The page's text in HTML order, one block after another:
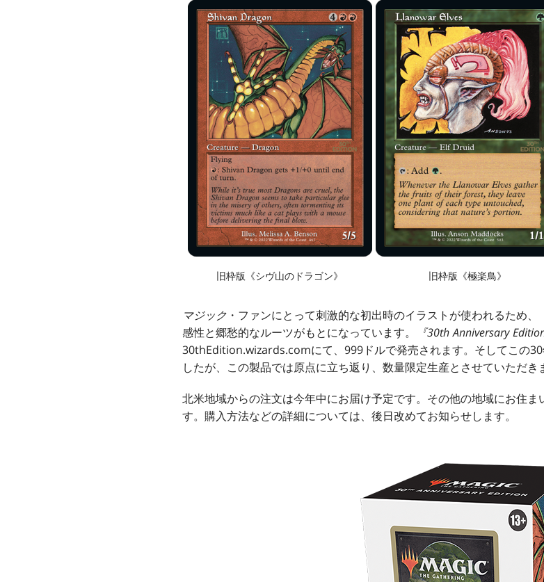
旧枠版《シヴ山のドラゴン》 旧枠版《極楽鳥》
マジック ・ファンにとって刺激的な初出時のイラストが使われるため、
感性と郷愁的なルーツがもとになっています。
『30th Anniversary
30thEdition.wizards.comにて、999ドルで発売されます。そしてこの
したが、この製品では原点に立ち返り、数量限定生産とさせていただき
北米地域からの注文は今年中にお届け予定です。その他の地域にお住
す。購入方法などの詳細については、後日改めてお知らせします。